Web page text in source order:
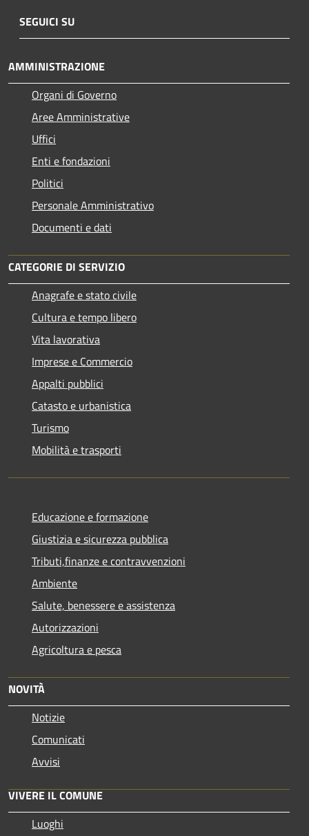
SEGUICI SU
AMMINISTRAZIONE
Organi di Governo
Aree Amministrative
Uffici
Enti e fondazioni
Politici
Personale Amministrativo
Documenti e dati
CATEGORIE DI SERVIZIO
Anagrafe e stato civile
Cultura e tempo libero
Vita lavorativa
Imprese e Commercio
Appalti pubblici
Catasto e urbanistica
Turismo
Mobilità e trasporti
Educazione e formazione
Giustizia e sicurezza pubblica
Tributi,finanze e contravvenzioni
Ambiente
Salute, benessere e assistenza
Autorizzazioni
Agricoltura e pesca
NOVITÀ
Notizie
Comunicati
Avvisi
VIVERE IL COMUNE
Luoghi